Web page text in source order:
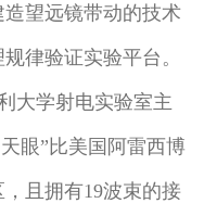
望远镜带动的技术
律验证实验平台。
大学射电实验室主
眼”比美国阿雷西博
且拥有19波束的接